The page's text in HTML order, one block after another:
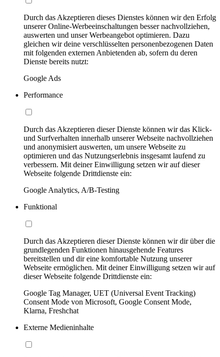
Durch das Akzeptieren dieses Dienstes können wir den Erfolg
unserer Online-Werbeeinschaltungen besser nachvollziehen,
auswerten und unser Werbeangebot optimieren. Dazu
gleichen wir deine verschlüsselten personenbezogenen Daten
mit folgenden externen Anbietenden ab, sofern du deren
Dienste bereits nutzt:
Google Ads
Performance
Durch das Akzeptieren dieser Dienste können wir das Klick-
und Surfverhalten innerhalb unserer Webseite nachvollziehen
und anonymisiert auswerten, um unsere Webseite zu
optimieren und das Nutzungserlebnis insgesamt laufend zu
verbessern. Mit deiner Einwilligung setzen wir auf dieser
Webseite folgende Drittdienste ein:
Google Analytics, A/B-Testing
Funktional
Durch das Akzeptieren dieser Dienste können wir dir über die
grundlegenden Funktionen hinausgehende Features
bereitstellen und dir eine komfortable Nutzung unserer
Webseite ermöglichen. Mit deiner Einwilligung setzen wir auf
dieser Webseite folgende Drittdienste ein:
Google Tag Manager, UET (Universal Event Tracking)
Consent Mode von Microsoft, Google Consent Mode,
Klarna, Freshchat
Externe Medieninhalte